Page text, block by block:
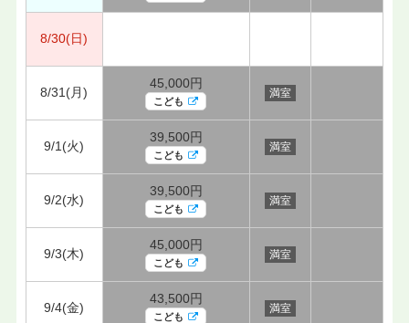
8/30(日)
8/31(月)
45,000円
こども
満室
9/1(火)
39,500円
こども
満室
9/2(水)
39,500円
こども
満室
9/3(木)
45,000円
こども
満室
9/4(金)
43,500円
こども
満室